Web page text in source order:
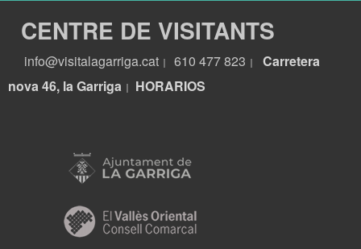
CENTRE DE VISITANTS
info@visitalagarriga.cat 610 477 823
Carretera
nova 46, la Garriga
HORARIOS